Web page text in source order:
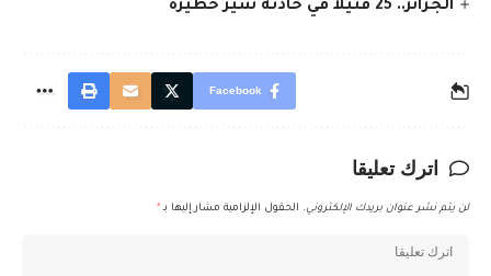
الجزائر.. 25 قتيلا في حادثة سير خطيرة
Facebook
اترك تعليقا
لن يتم نشر عنوان بريدك الإلكتروني. الحقول الإلزامية مشار إليها بـ *